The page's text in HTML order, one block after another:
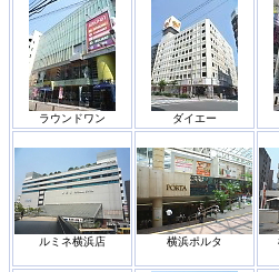
ラウンドワン ダイエー
ルミネ横浜店 横浜ポルタ